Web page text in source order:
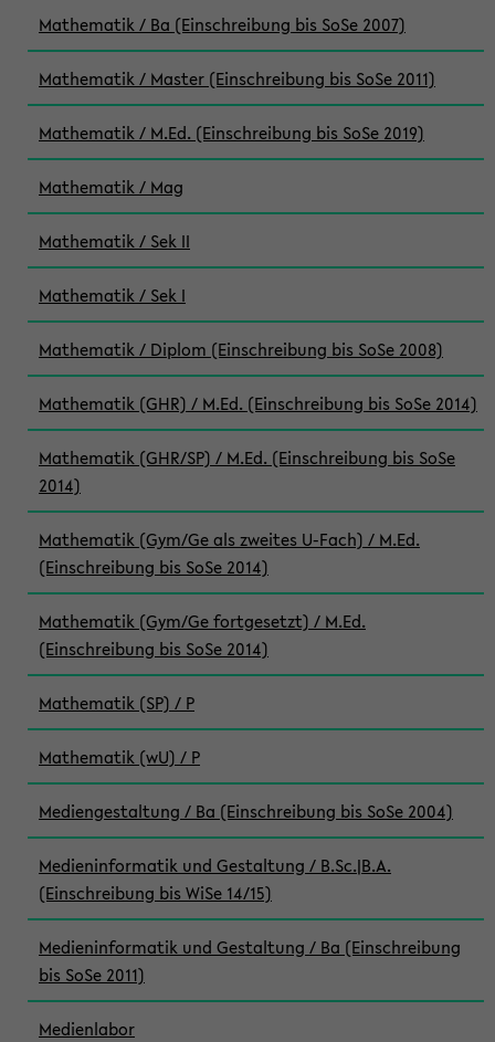
Mathematik / Ba (Einschreibung bis SoSe 2007)
Mathematik / Master (Einschreibung bis SoSe 2011)
Mathematik / M.Ed. (Einschreibung bis SoSe 2019)
Mathematik / Mag
Mathematik / Sek II
Mathematik / Sek I
Mathematik / Diplom (Einschreibung bis SoSe 2008)
Mathematik (GHR) / M.Ed. (Einschreibung bis SoSe 2014)
Mathematik (GHR/SP) / M.Ed. (Einschreibung bis SoSe
2014)
Mathematik (Gym/Ge als zweites U-Fach) / M.Ed.
(Einschreibung bis SoSe 2014)
Mathematik (Gym/Ge fortgesetzt) / M.Ed.
(Einschreibung bis SoSe 2014)
Mathematik (SP) / P
Mathematik (wU) / P
Mediengestaltung / Ba (Einschreibung bis SoSe 2004)
Medieninformatik und Gestaltung / B.Sc.|B.A.
(Einschreibung bis WiSe 14/15)
Medieninformatik und Gestaltung / Ba (Einschreibung
bis SoSe 2011)
Medienlabor